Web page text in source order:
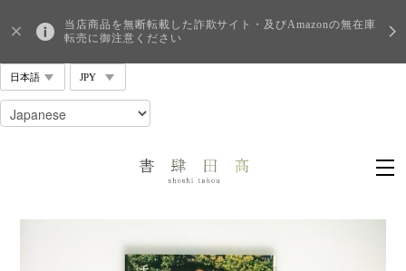
当店商品を無断転載した詐欺サイト・及びAmazonの無在庫
転売に御注意ください